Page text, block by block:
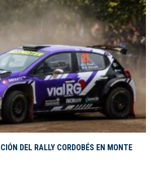
DEL RALLY CORDOBÉS EN MONTE